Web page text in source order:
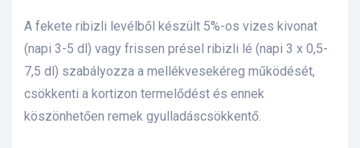
A fekete ribizli levélből készült 5%-os vizes kivonat
(napi 3-5 dl) vagy frissen présel ribizli lé (napi 3 x 0,5-
7,5 dl) szabályozza a mellékvesekéreg működését,
csökkenti a kortizon termelődést és ennek
köszönhetően remek gyulladáscsökkentő.